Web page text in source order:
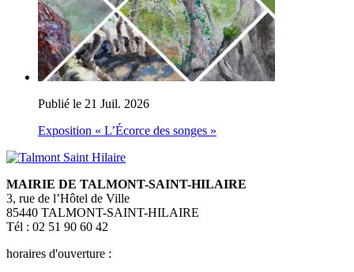
Publié le 21 Juil. 2026
Exposition « L’Écorce des songes »
MAIRIE DE TALMONT-SAINT-HILAIRE
3, rue de l’Hôtel de Ville
85440 TALMONT-SAINT-HILAIRE
Tél : 02 51 90 60 42
horaires d'ouverture :